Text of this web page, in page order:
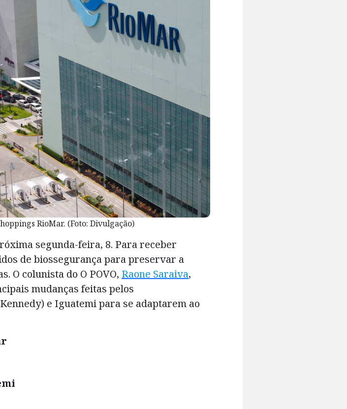
RioMar. (Foto: Divulgação)
segunda-feira, 8. Para receber
de biossegurança para preservar a
O colunista do O POVO, Raone Saraiva,
mudanças feitas pelos
e Iguatemi para se adaptarem ao